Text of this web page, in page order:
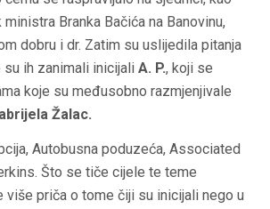
Branka Bačića na Banovinu,
dobru i dr. Zatim su uslijedila pitanja
su ih zanimali inicijali A. P., koji se
koje su međusobno razmjenjivale
Žalac.
Autobusna poduzeća, Associated
Što se tiče cijele te teme
više priča o tome čiji su inicijali nego u